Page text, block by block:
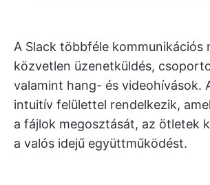
A Slack többféle kommunikációs
közvetlen üzenetküldés,
valamint hang- és videohívások.
intuitív felülettel rendelkezik,
a fájlok megosztását, az ötletek
a valós idejű együttműködést.